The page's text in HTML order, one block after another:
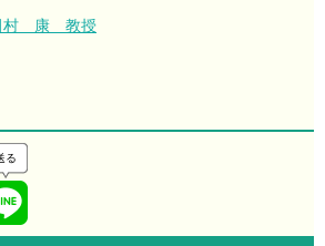
村 康 教授
る